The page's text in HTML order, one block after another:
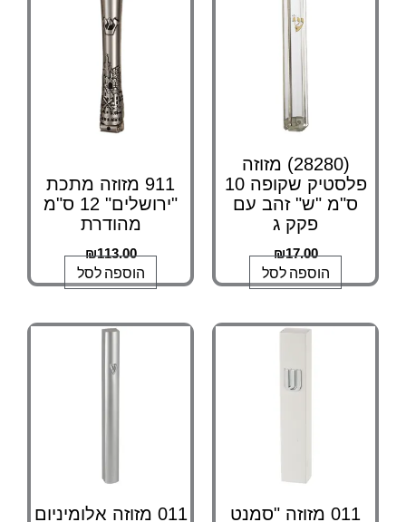
(28280) מזוזה
פלסטיק שקופה 10
ס"מ "ש" זהב עם
פקק ג
₪17.00
הוספה לסל
911 מזוזה מתכת
"ירושלים" 12 ס"מ
מהודרת
₪113.00
הוספה לסל
011 מזוזה "סמנט 011 מזוזה אלומיניום